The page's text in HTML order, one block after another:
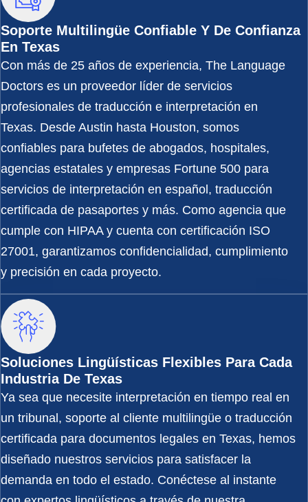
Soporte Multilingüe Confiable Y De Confianza
En Texas
Con más de 25 años de experiencia, The Language
Doctors es un proveedor líder de servicios
profesionales de traducción e interpretación en
Texas. Desde Austin hasta Houston, somos
confiables para bufetes de abogados, hospitales,
agencias estatales y empresas Fortune 500 para
servicios de interpretación en español, traducción
certificada de pasaportes y más. Como agencia que
cumple con HIPAA y cuenta con certificación ISO
27001, garantizamos confidencialidad, cumplimiento
y precisión en cada proyecto.
Soluciones Lingüísticas Flexibles Para Cada
Industria De Texas
Ya sea que necesite interpretación en tiempo real en
un tribunal, soporte al cliente multilingüe o traducción
certificada para documentos legales en Texas, hemos
diseñado nuestros servicios para satisfacer la
demanda en todo el estado. Conéctese al instante